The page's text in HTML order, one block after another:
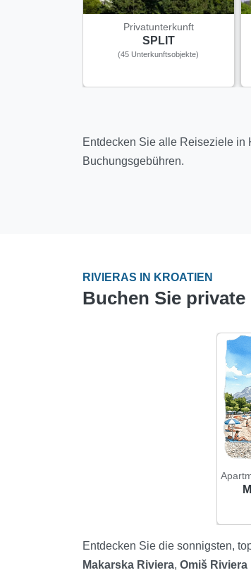
Privatunterkunft
SPLIT
(45 Unterkunftsobjekte)
Entdecken Sie alle Reiseziele in
Buchungsgebühren.
RIVIERAS IN KROATIEN
Buchen Sie
Entdecken Sie die sonnigsten,
Makarska Riviera, Omiš Riviera